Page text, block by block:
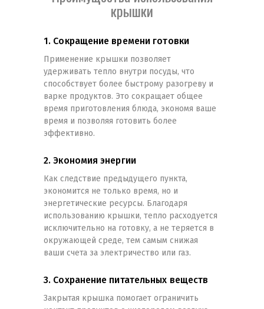
крышки
1. Сокращение времени готовки
Применение крышки позволяет
удерживать тепло внутри посуды, что
способствует более быстрому разогреву и
варке продуктов. Это сокращает общее
время приготовления блюда, экономя ваше
время и позволяя готовить более
эффективно.
2. Экономия энергии
Как следствие предыдущего пункта,
экономится не только время, но и
энергетические ресурсы. Благодаря
использованию крышки, тепло расходуется
исключительно на готовку, а не теряется в
окружающей среде, тем самым снижая
ваши счета за электричество или газ.
3. Сохранение питательных веществ
Закрытая крышка помогает ограничить